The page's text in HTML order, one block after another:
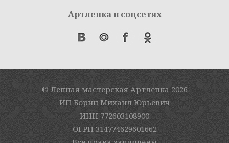
Артлепка в соцсетях
© Лепная мастерская Артлепка 2026
ИП Борин Михаил Юрьевич
ИНН 772603108900
ОГРН 314774629601662